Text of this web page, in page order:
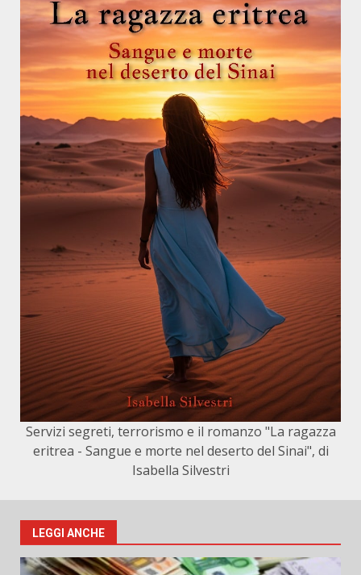
Servizi segreti, terrorismo e il romanzo "La ragazza
eritrea - Sangue e morte nel deserto del Sinai", di
Isabella Silvestri
LEGGI ANCHE